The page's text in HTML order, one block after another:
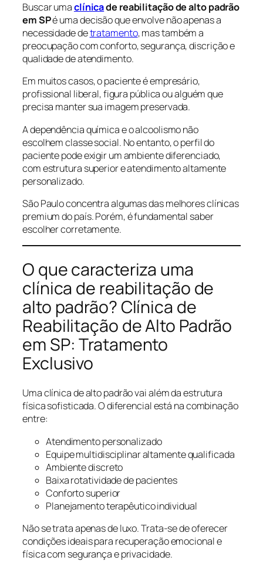
Buscar umaclínicade reabilitação de alto padrão
em SPé uma decisão que envolve não apenas a
necessidade detratamento, mas também a
preocupação com conforto, segurança, discrição e
qualidade de atendimento.
Em muitos casos, o paciente é empresário,
profissional liberal, figura pública ou alguém que
precisa manter sua imagem preservada.
A dependência química e o alcoolismo não
escolhem classe social. No entanto, o perfil do
paciente pode exigir um ambiente diferenciado,
com estrutura superior e atendimento altamente
personalizado.
São Paulo concentra algumas das melhores clínicas
premium do país. Porém, é fundamental saber
escolher corretamente.
O que caracteriza uma
clínica de reabilitação de
alto padrão? Clínica de
Reabilitação de Alto Padrão
em SP: Tratamento
Exclusivo
Uma clínica de alto padrão vai além da estrutura
física sofisticada. O diferencial está na combinação
entre:
Atendimento personalizado
Equipe multidisciplinar altamente qualificada
Ambiente discreto
Baixa rotatividade de pacientes
Conforto superior
Planejamento terapêutico individual
Não se trata apenas de luxo. Trata-se de oferecer
condições ideais para recuperação emocional e
física com segurança e privacidade.